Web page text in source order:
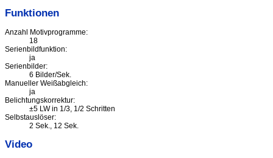
Funktionen
Anzahl Motivprogramme:
18
Serienbildfunktion:
ja
Serienbilder:
6 Bilder/Sek.
Manueller Weißabgleich:
ja
Belichtungskorrektur:
±5 LW in 1/3, 1/2 Schritten
Selbstauslöser:
2 Sek., 12 Sek.
Video